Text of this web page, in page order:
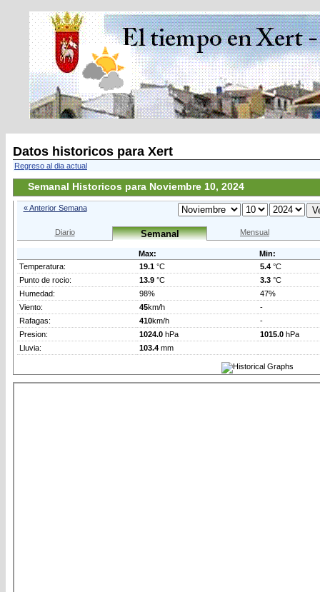
Datos historicos para Xert
Regreso al dia actual
Semanal Historicos para Noviembre 10, 2024
« Anterior Semana
Diario Semanal Mensual
Max:
Min:
Temperatura:
19.1 °C 5.4 °C
Punto de rocio:
13.9 °C 3.3 °C
Humedad:
98%
47%
Viento:
45km/h
-
Rafagas:
410km/h
-
Presion:
1024.0 hPa 1015.0 hPa
Lluvia:
103.4 mm